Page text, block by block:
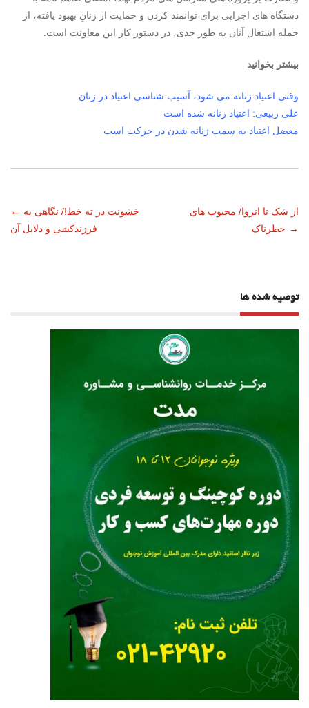
دستگاه های اجرایی برای توانمند کردن و حمایت از زنانِ بهبود یافته، از
جمله اشتغال آنان به طور جدی، در دستور کار این معاونت است.
بیشتر بخوانید
وقتی اعتیاد زنانه می شود، آسیب شناسی اعتیاد در زنان
علی ربیعی: اعتیاد زنانه شده است
معضل اعتیاد به سمت زنانه شدن در حرکت است
ناوبری
نوشته
← خشونت در ته خط!/ نگاهی به
فرزندکشی و دلایل آن
از شک تا انزوا/ محبوب‌ های
خطرناک →
توصیه شده ها